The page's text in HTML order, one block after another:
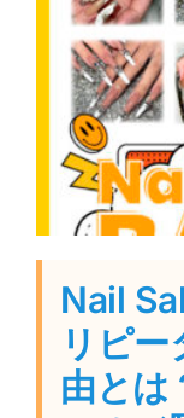
Nail
リピ
由とは